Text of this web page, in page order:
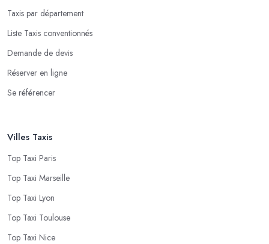
Taxis par département
Liste Taxis conventionnés
Demande de devis
Réserver en ligne
Se référencer
Villes Taxis
Top Taxi Paris
Top Taxi Marseille
Top Taxi Lyon
Top Taxi Toulouse
Top Taxi Nice